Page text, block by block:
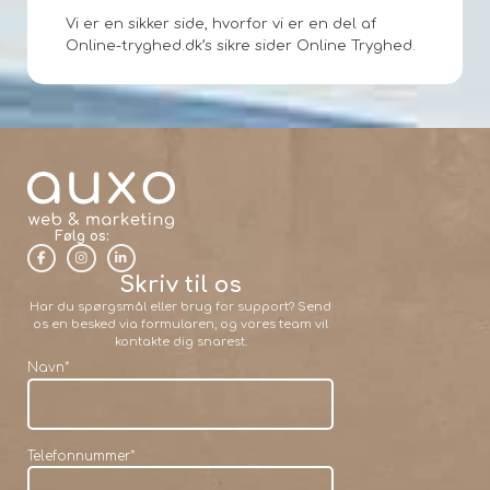
Vi er en sikker side, hvorfor vi er en del af
Online-tryghed.dk’s sikre sider Online Tryghed.
Følg os:
Skriv til os
Har du spørgsmål eller brug for support? Send
os en besked via formularen, og vores team vil
kontakte dig snarest.
Navn*
Telefonnummer*